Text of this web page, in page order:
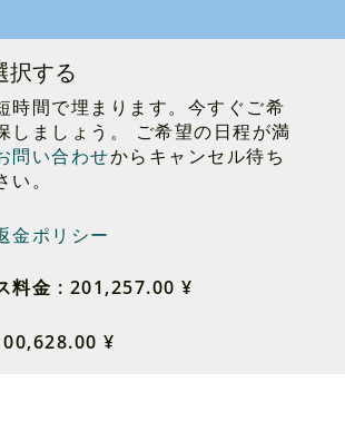
択する
時間で埋まります。今すぐご希
しましょう。 ご希望の日程が満
問い合わせからキャンセル待ち
。
金ポリシー
料金 : 201,257.00 ¥
¥